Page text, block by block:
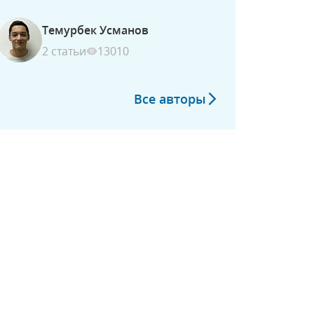
Темурбек Усманов
2 статьи
13010
Все авторы